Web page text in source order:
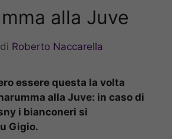
alla Juve
di Roberto Naccarella
essere questa la volta
alla Juve: in caso di
i bianconeri si
Gigio.